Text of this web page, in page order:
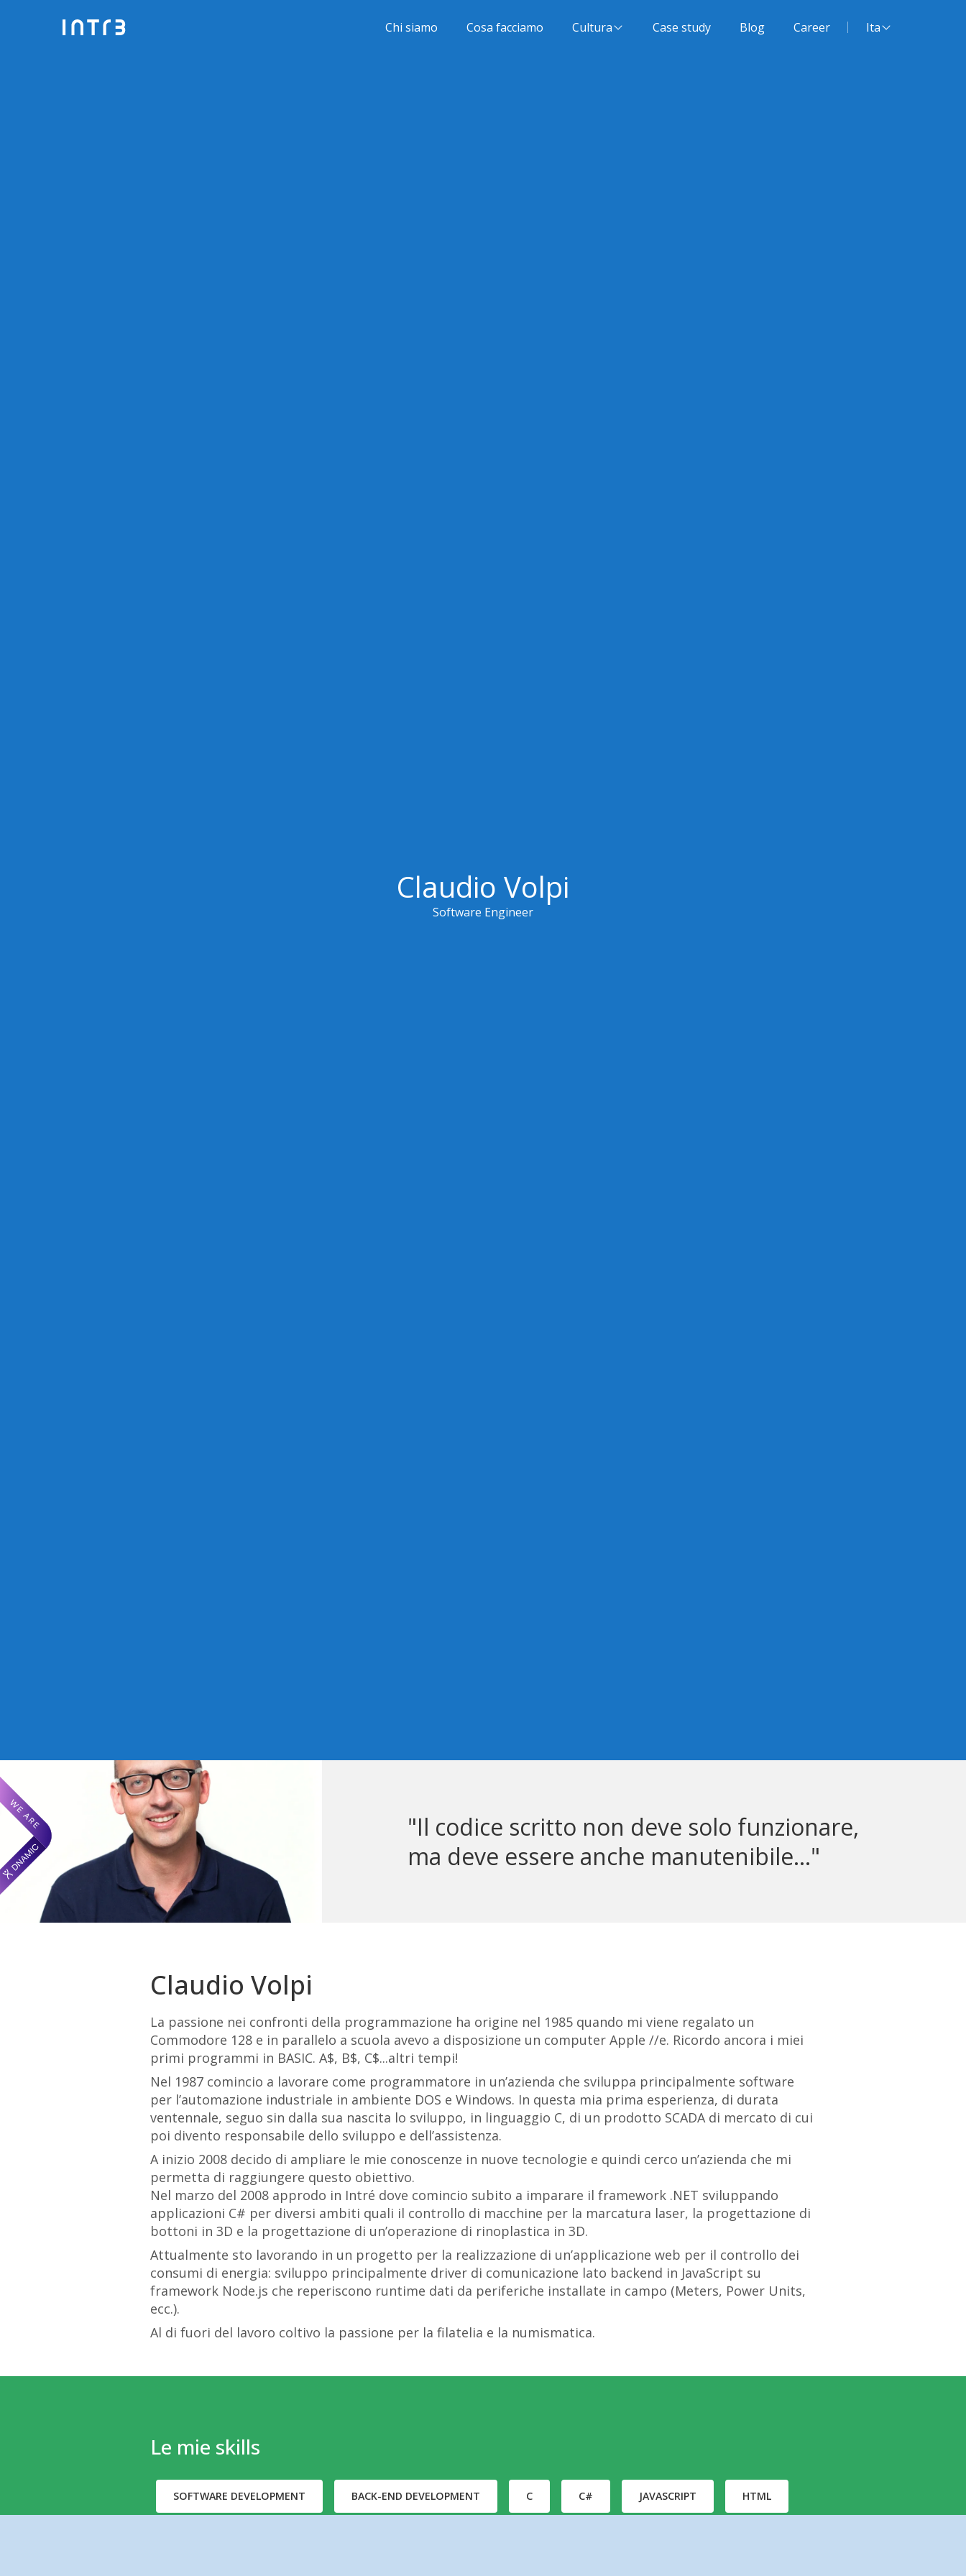
Chi siamo Cosa facciamo Cultura Case study Blog Career Lingua del sito:
Ita
Claudio Volpi
Software Engineer
"Il codice scritto non deve solo funzionare,
ma deve essere anche manutenibile…"
Claudio Volpi
La passione nei confronti della programmazione ha origine nel 1985 quando mi viene regalato un
Commodore 128 e in parallelo a scuola avevo a disposizione un computer Apple //e. Ricordo ancora i miei
primi programmi in BASIC. A$, B$, C$...altri tempi!
Nel 1987 comincio a lavorare come programmatore in un’azienda che sviluppa principalmente software
per l’automazione industriale in ambiente DOS e Windows. In questa mia prima esperienza, di durata
ventennale, seguo sin dalla sua nascita lo sviluppo, in linguaggio C, di un prodotto SCADA di mercato di cui
poi divento responsabile dello sviluppo e dell’assistenza.
A inizio 2008 decido di ampliare le mie conoscenze in nuove tecnologie e quindi cerco un’azienda che mi
permetta di raggiungere questo obiettivo.
Nel marzo del 2008 approdo in Intré dove comincio subito a imparare il framework .NET sviluppando
applicazioni C# per diversi ambiti quali il controllo di macchine per la marcatura laser, la progettazione di
bottoni in 3D e la progettazione di un’operazione di rinoplastica in 3D.
Attualmente sto lavorando in un progetto per la realizzazione di un’applicazione web per il controllo dei
consumi di energia: sviluppo principalmente driver di comunicazione lato backend in JavaScript su
framework Node.js che reperiscono runtime dati da periferiche installate in campo (Meters, Power Units,
ecc.).
Al di fuori del lavoro coltivo la passione per la filatelia e la numismatica.
Le mie skills
SOFTWARE DEVELOPMENT BACK-END DEVELOPMENT C C# JAVASCRIPT HTML